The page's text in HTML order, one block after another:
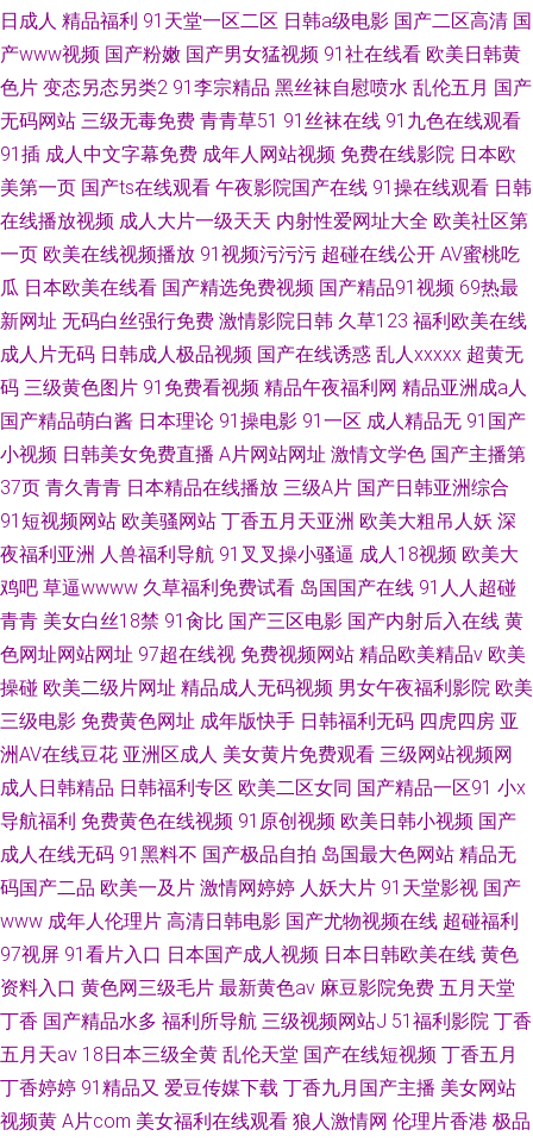
日成人 精品福利 91天堂一区二区 日韩a级电影 国产二区高清 国
产www视频 国产粉嫩 国产男女猛视频 91社在线看 欧美日韩黄
色片 变态另态另类2 91李宗精品 黑丝袜自慰喷水 乱伦五月 国产
无码网站 三级无毒免费 青青草51 91丝袜在线 91九色在线观看
91插 成人中文字幕免费 成年人网站视频 免费在线影院 日本欧
美第一页 国产ts在线观看 午夜影院国产在线 91操在线观看 日韩
在线播放视频 成人大片一级天天 内射性爱网址大全 欧美社区第
一页 欧美在线视频播放 91视频污污污 超碰在线公开 AV蜜桃吃
瓜 日本欧美在线看 国产精选免费视频 国产精品91视频 69热最
新网址 无码白丝强行免费 激情影院日韩 久草123 福利欧美在线
成人片无码 日韩成人极品视频 国产在线诱惑 乱人xxxxx 超黄无
码 三级黄色图片 91免费看视频 精品午夜福利网 精品亚洲成a人
国产精品萌白酱 日本理论 91操电影 91一区 成人精品无 91国产
小视频 日韩美女免费直播 A片网站网址 激情文学色 国产主播第
37页 青久青青 日本精品在线播放 三级A片 国产日韩亚洲综合
91短视频网站 欧美骚网站 丁香五月天亚洲 欧美大粗吊人妖 深
夜福利亚洲 人兽福利导航 91叉叉操小骚逼 成人18视频 欧美大
鸡吧 草逼wwww 久草福利免费试看 岛国国产在线 91人人超碰
青青 美女白丝18禁 91肏比 国产三区电影 国产内射后入在线 黄
色网址网站网址 97超在线视 免费视频网站 精品欧美精品v 欧美
操碰 欧美二级片网址 精品成人无码视频 男女午夜福利影院 欧美
三级电影 免费黄色网址 成年版快手 日韩福利无码 四虎四房 亚
洲AV在线豆花 亚洲区成人 美女黄片免费观看 三级网站视频网
成人日韩精品 日韩福利专区 欧美二区女同 国产精品一区91 小x
导航福利 免费黄色在线视频 91原创视频 欧美日韩小视频 国产
成人在线无码 91黑料不 国产极品自拍 岛国最大色网站 精品无
码国产二品 欧美一及片 激情网婷婷 人妖大片 91天堂影视 国产
www 成年人伦理片 高清日韩电影 国产尤物视频在线 超碰福利
97视屏 91看片入口 日本国产成人视频 日本日韩欧美在线 黄色
资料入口 黄色网三级毛片 最新黄色av 麻豆影院免费 五月天堂
丁香 国产精品水多 福利所导航 三级视频网站J 51福利影院 丁香
五月天av 18日本三级全黄 乱伦天堂 国产在线短视频 丁香五月
丁香婷婷 91精品又 爱豆传媒下载 丁香九月国产主播 美女网站
视频黄 A片com 美女福利在线观看 狼人激情网 伦理片香港 极品